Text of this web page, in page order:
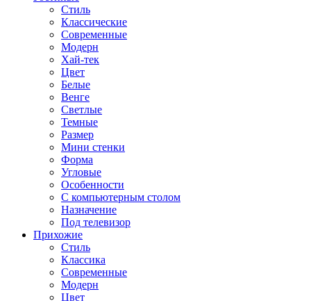
Стиль
Классические
Современные
Модерн
Хай-тек
Цвет
Белые
Венге
Светлые
Темные
Размер
Мини стенки
Форма
Угловые
Особенности
С компьютерным столом
Назначение
Под телевизор
Прихожие
Стиль
Классика
Современные
Модерн
Цвет